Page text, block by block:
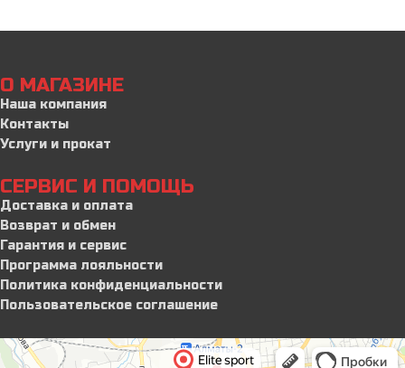
О МАГАЗИНЕ
Наша компания
Контакты
Услуги и прокат
СЕРВИС И ПОМОЩЬ
Доставка и оплата
Возврат и обмен
Гарантия и сервис
Программа лояльности
Политика конфиденциальности
Пользовательское соглашение